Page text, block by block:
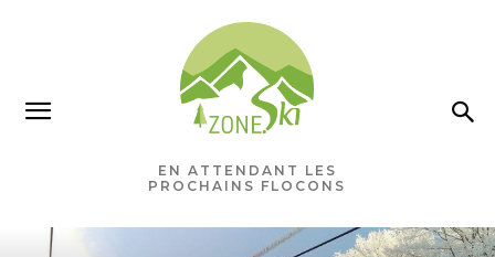
EN ATTENDANT LES
PROCHAINS FLOCONS